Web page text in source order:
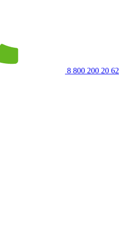
8 800 200 20 62